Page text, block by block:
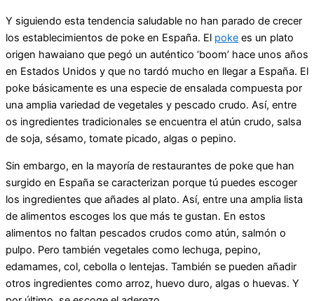
Y siguiendo esta tendencia saludable no han parado de crecer
los establecimientos de poke en España. El poke es un plato
origen hawaiano que pegó un auténtico ‘boom’ hace unos años
en Estados Unidos y que no tardó mucho en llegar a España. El
poke básicamente es una especie de ensalada compuesta por
una amplia variedad de vegetales y pescado crudo. Así, entre
os ingredientes tradicionales se encuentra el atún crudo, salsa
de soja, sésamo, tomate picado, algas o pepino.
Sin embargo, en la mayoría de restaurantes de poke que han
surgido en España se caracterizan porque tú puedes escoger
los ingredientes que añades al plato. Así, entre una amplia lista
de alimentos escoges los que más te gustan. En estos
alimentos no faltan pescados crudos como atún, salmón o
pulpo. Pero también vegetales como lechuga, pepino,
edamames, col, cebolla o lentejas. También se pueden añadir
otros ingredientes como arroz, huevo duro, algas o huevas. Y